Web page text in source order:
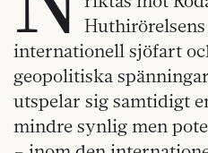
internationell sjöfart
geopolitiska
utspelar sig samtidigt
mindre synlig men